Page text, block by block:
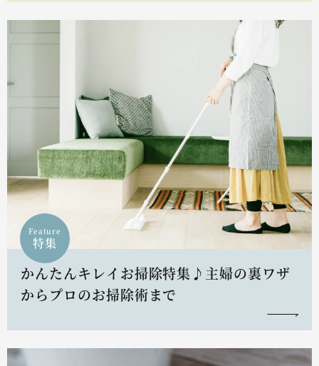
Feature
特集
かんたんキレイお掃除特集♪主婦の裏ワザ
からプロのお掃除術まで